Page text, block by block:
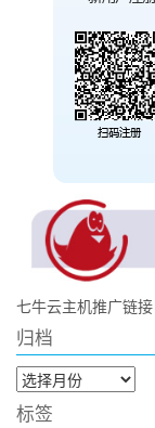
七牛云主机推广链接
归档
归
档
标签